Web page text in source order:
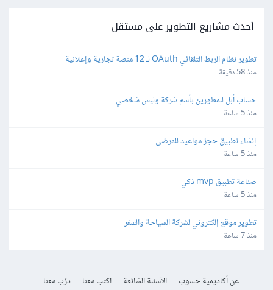
أحدث مشاريع التطوير على مستقل
تطوير نظام الربط التلقائي OAuth لـ 12 منصة تجارية وإعلانية
منذ 58 دقيقة
حساب أبل للمطورين بأسم شركة وليس شخصي
منذ 5 ساعة
إنشاء تطبيق حجز مواعيد للمرضى
منذ 5 ساعة
صناعة تطبيق mvp ذكي
منذ 5 ساعة
تطوير موقع إلكتروني لشركة السياحة والسفر
منذ 7 ساعة
عن أكاديمية حسوب الأسئلة الشائعة اكتب معنا
درّب معنا